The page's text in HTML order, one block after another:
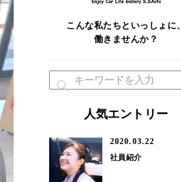
こんな私たちといっしょに、
働きませんか？
人気エントリー
2020.03.22
社員紹介